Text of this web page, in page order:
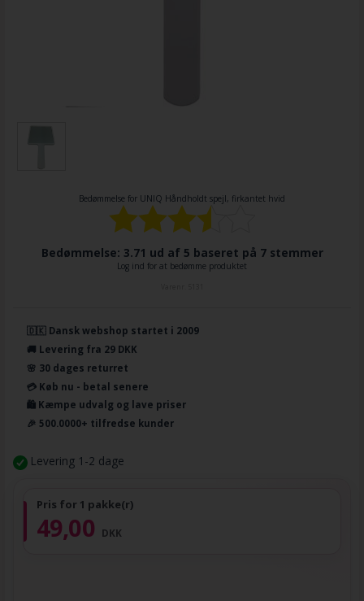
Bedømmelse for UNIQ Håndholdt spejl, firkantet hvid
Bedømmelse: 3.71 ud af 5 baseret på 7stemmer
Log ind for at bedømme produktet
🇩🇰 Dansk webshop startet i 2009
🚚 Levering fra 29 DKK
🌸 30 dages returret
💳 Køb nu - betal senere
🛍️ Kæmpe udvalg og lave priser
🎉 500.0000+ tilfredse kunder
Levering 1-2 dage
Pris for 1 pakke(r)
49,00 DKK